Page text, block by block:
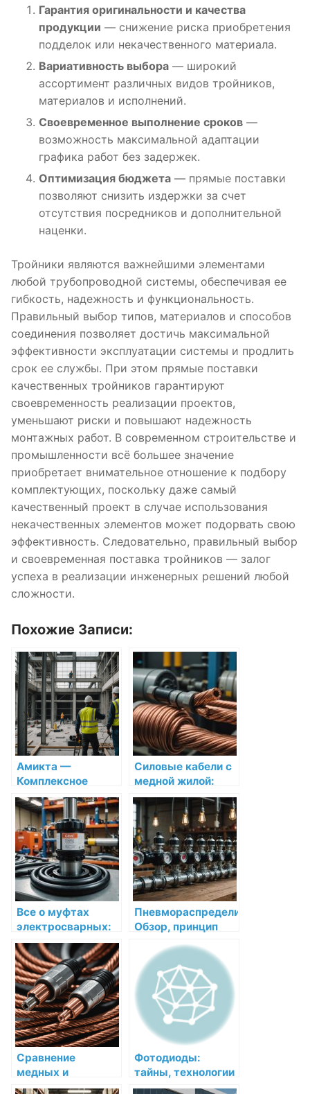
Гарантия оригинальности и качества
продукции — снижение риска приобретения
подделок или некачественного материала.
Вариативность выбора — широкий
ассортимент различных видов тройников,
материалов и исполнений.
Своевременное выполнение сроков —
возможность максимальной адаптации
графика работ без задержек.
Оптимизация бюджета — прямые поставки
позволяют снизить издержки за счет
отсутствия посредников и дополнительной
наценки.
Тройники являются важнейшими элементами
любой трубопроводной системы, обеспечивая ее
гибкость, надежность и функциональность.
Правильный выбор типов, материалов и способов
соединения позволяет достичь максимальной
эффективности эксплуатации системы и продлить
срок ее службы. При этом прямые поставки
качественных тройников гарантируют
своевременность реализации проектов,
уменьшают риски и повышают надежность
монтажных работ. В современном строительстве и
промышленности всё большее значение
приобретает внимательное отношение к подбору
комплектующих, поскольку даже самый
качественный проект в случае использования
некачественных элементов может подорвать свою
эффективность. Следовательно, правильный выбор
и своевременная поставка тройников — залог
успеха в реализации инженерных решений любой
сложности.
Похожие Записи:
Амикта —
Комплексное
решение для
монтажа
инженерных
систем в Санкт-
Петербурге и
Ленинградской
области
Силовые кабели с
медной жилой:
ключевые
аспекты выбора
для электрических
систем
Все о муфтах
электросварных:
как выбрать и
использовать
правильно
Пневмораспределители:
Обзор, принцип
применение
Сравнение
медных и
алюминиевых
Фотодиоды:
тайны, технологии
и применение в